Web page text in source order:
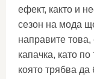
ефект, както и
сезон на мода
направите това,
капачка, като
която трябва да